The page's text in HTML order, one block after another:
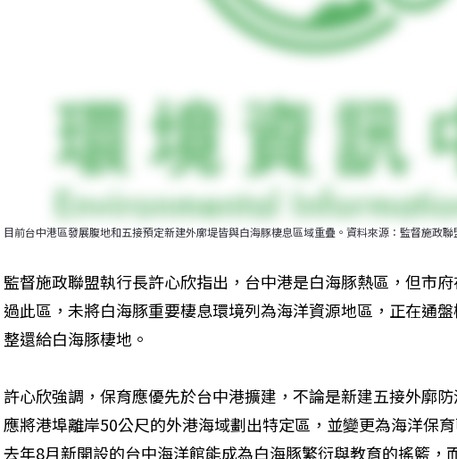
目前台中港區發展腹地和五接預定新建外廓堤皆與白海豚棲息區域重疊。資料來源：監督施政聯
監督施政聯盟執行長許心欣指出，台中港是白海豚熱區，但市
過此區，未將白海豚重要棲息環境列為海洋資源地區，正在通
整還給白海豚棲地。
許心欣強調，保育應優先於台中港擴建，不論是新建五接外廓
應將港埠離岸50公尺的外港海域劃出特定區，並變更為海洋保
去年8月新開設的台中海洋館能成為白海豚繁衍與教育的搖籃，